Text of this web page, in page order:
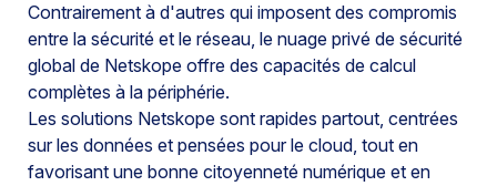
Contrairement à d'autres qui imposent des compromis
entre la sécurité et le réseau, le nuage privé de sécurité
global de Netskope offre des capacités de calcul
complètes à la périphérie.
Les solutions Netskope sont rapides partout, centrées
sur les données et pensées pour le cloud, tout en
favorisant une bonne citoyenneté numérique et en